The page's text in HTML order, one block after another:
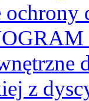
ochrony
z